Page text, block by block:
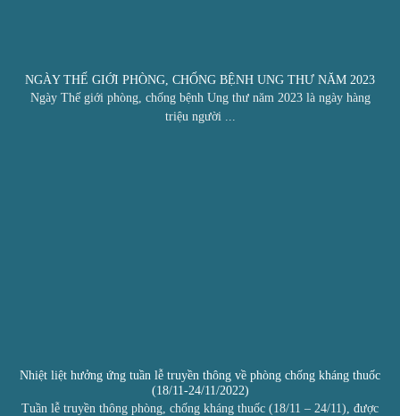
NGÀY THẾ GIỚI PHÒNG, CHỐNG BỆNH UNG THƯ NĂM 2023
Ngày Thế giới phòng, chống bệnh Ung thư năm 2023 là ngày hàng
triệu người ...
Nhiệt liệt hưởng ứng tuần lễ truyền thông về phòng chống kháng thuốc
(18/11-24/11/2022)
Tuần lễ truyền thông phòng, chống kháng thuốc (18/11 – 24/11), được